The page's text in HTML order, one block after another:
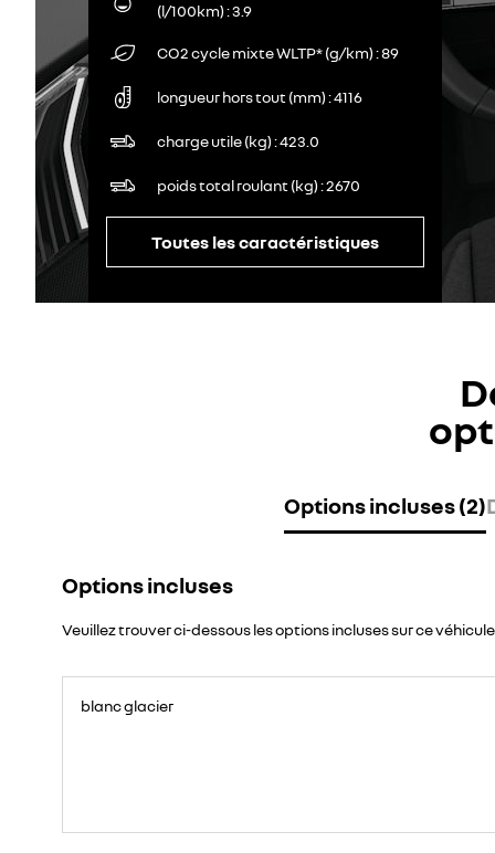
(l/100km) 3.9
CO2 cycle mixte WLTP* (g/km) 89
longueur hors tout (mm) 4116
charge utile (kg) 423.0
poids total roulant (kg) 2670
Toutes les caractéristiques
Options incluses (2)
Options incluses
Veuillez trouver ci-dessous les options incluses sur ce véhicule
blanc glacier